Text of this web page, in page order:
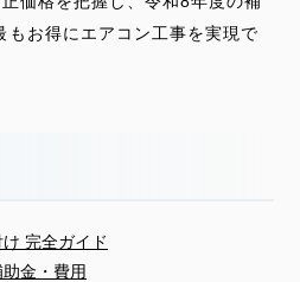
もお得にエアコン工事を実現で
完全ガイド
金・費用